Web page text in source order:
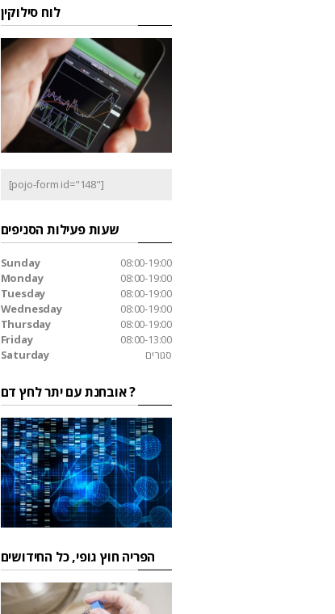
לוח סילוקין
[pojo-form id="148"]
שעות פעילות הסניפים
Sunday
08:00-19:00
Monday
08:00-19:00
Tuesday
08:00-19:00
Wednesday
08:00-19:00
Thursday
08:00-19:00
Friday
08:00-13:00
Saturday
סגורים
אובחנת עם יתר לחץ דם ?
הפריה חוץ גופי, כל החידושים